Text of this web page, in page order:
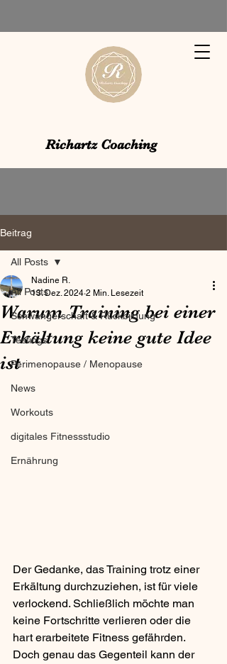
Richartz Coaching
Beitrag
All Posts
Schwangerschaft & Rückbildung
Testings
Perimenopause / Menopause
News
Workouts
digitales Fitnessstudio
Ernährung
All Posts
Warum Training bei einer
Erkältung keine gute Idee
ist
Nadine R.
13. Dez. 2024 2 Min. Lesezeit
Der Gedanke, das Training trotz einer
Erkältung durchzuziehen, ist für viele
verlockend. Schließlich möchte man
keine Fortschritte verlieren oder die
hart erarbeitete Fitness gefährden.
Doch genau das Gegenteil kann der